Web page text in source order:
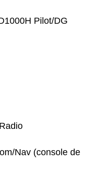
Pilot/DG
Nav (console de